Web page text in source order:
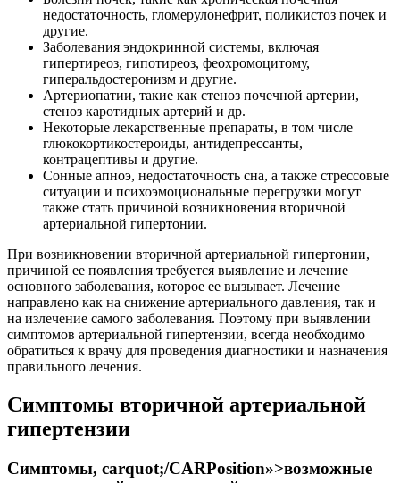
недостаточность, гломерулонефрит, поликистоз почек и
другие.
Заболевания эндокринной системы, включая
гипертиреоз, гипотиреоз, феохромоцитому,
гиперальдостеронизм и другие.
Артериопатии, такие как стеноз почечной артерии,
стеноз каротидных артерий и др.
Некоторые лекарственные препараты, в том числе
глюкокортикостероиды, антидепрессанты,
контрацептивы и другие.
Сонные апноэ, недостаточность сна, а также стрессовые
ситуации и психоэмоциональные перегрузки могут
также стать причиной возникновения вторичной
артериальной гипертонии.
При возникновении вторичной артериальной гипертонии,
причиной ее появления требуется выявление и лечение
основного заболевания, которое ее вызывает. Лечение
направлено как на снижение артериального давления, так и
на излечение самого заболевания. Поэтому при выявлении
симптомов артериальной гипертензии, всегда необходимо
обратиться к врачу для проведения диагностики и назначения
правильного лечения.
Симптомы вторичной артериальной
гипертензии
Симптомы, carquot;/CARPosition»>возможные